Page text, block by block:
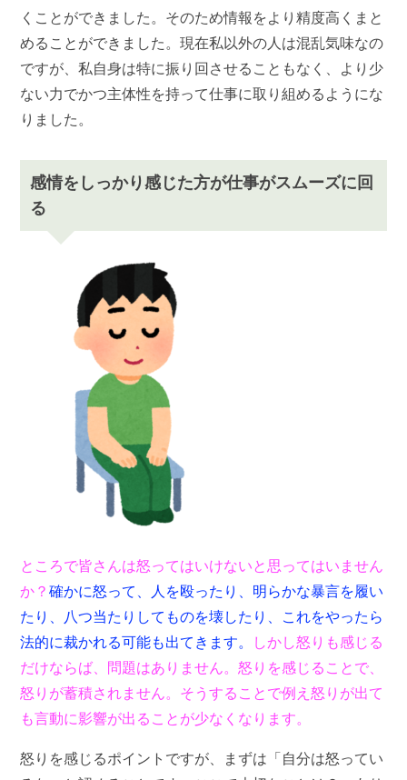
くことができました。そのため情報をより精度高くまと
めることができました。現在私以外の人は混乱気味なの
ですが、私自身は特に振り回させることもなく、より少
ない力でかつ主体性を持って仕事に取り組めるようにな
りました。
感情をしっかり感じた方が仕事がスムーズに回
る
ところで皆さんは怒ってはいけないと思ってはいません
か？確かに怒って、人を殴ったり、明らかな暴言を履い
たり、八つ当たりしてものを壊したり、これをやったら
法的に裁かれる可能も出てきます。
しかし怒りも感じる
だけならば、問題はありません。怒りを感じることで、
怒りが蓄積されません。そうする ことで例え怒りが出て
も言動に影響が出ることが少なくなります。
怒りを感じるポイントですが、まずは「自分は怒ってい